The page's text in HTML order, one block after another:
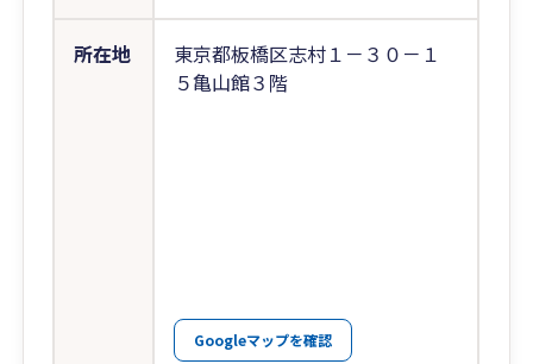
所在地
東京都板橋区志村１－３０－１
５亀山館３階
Googleマップを確認